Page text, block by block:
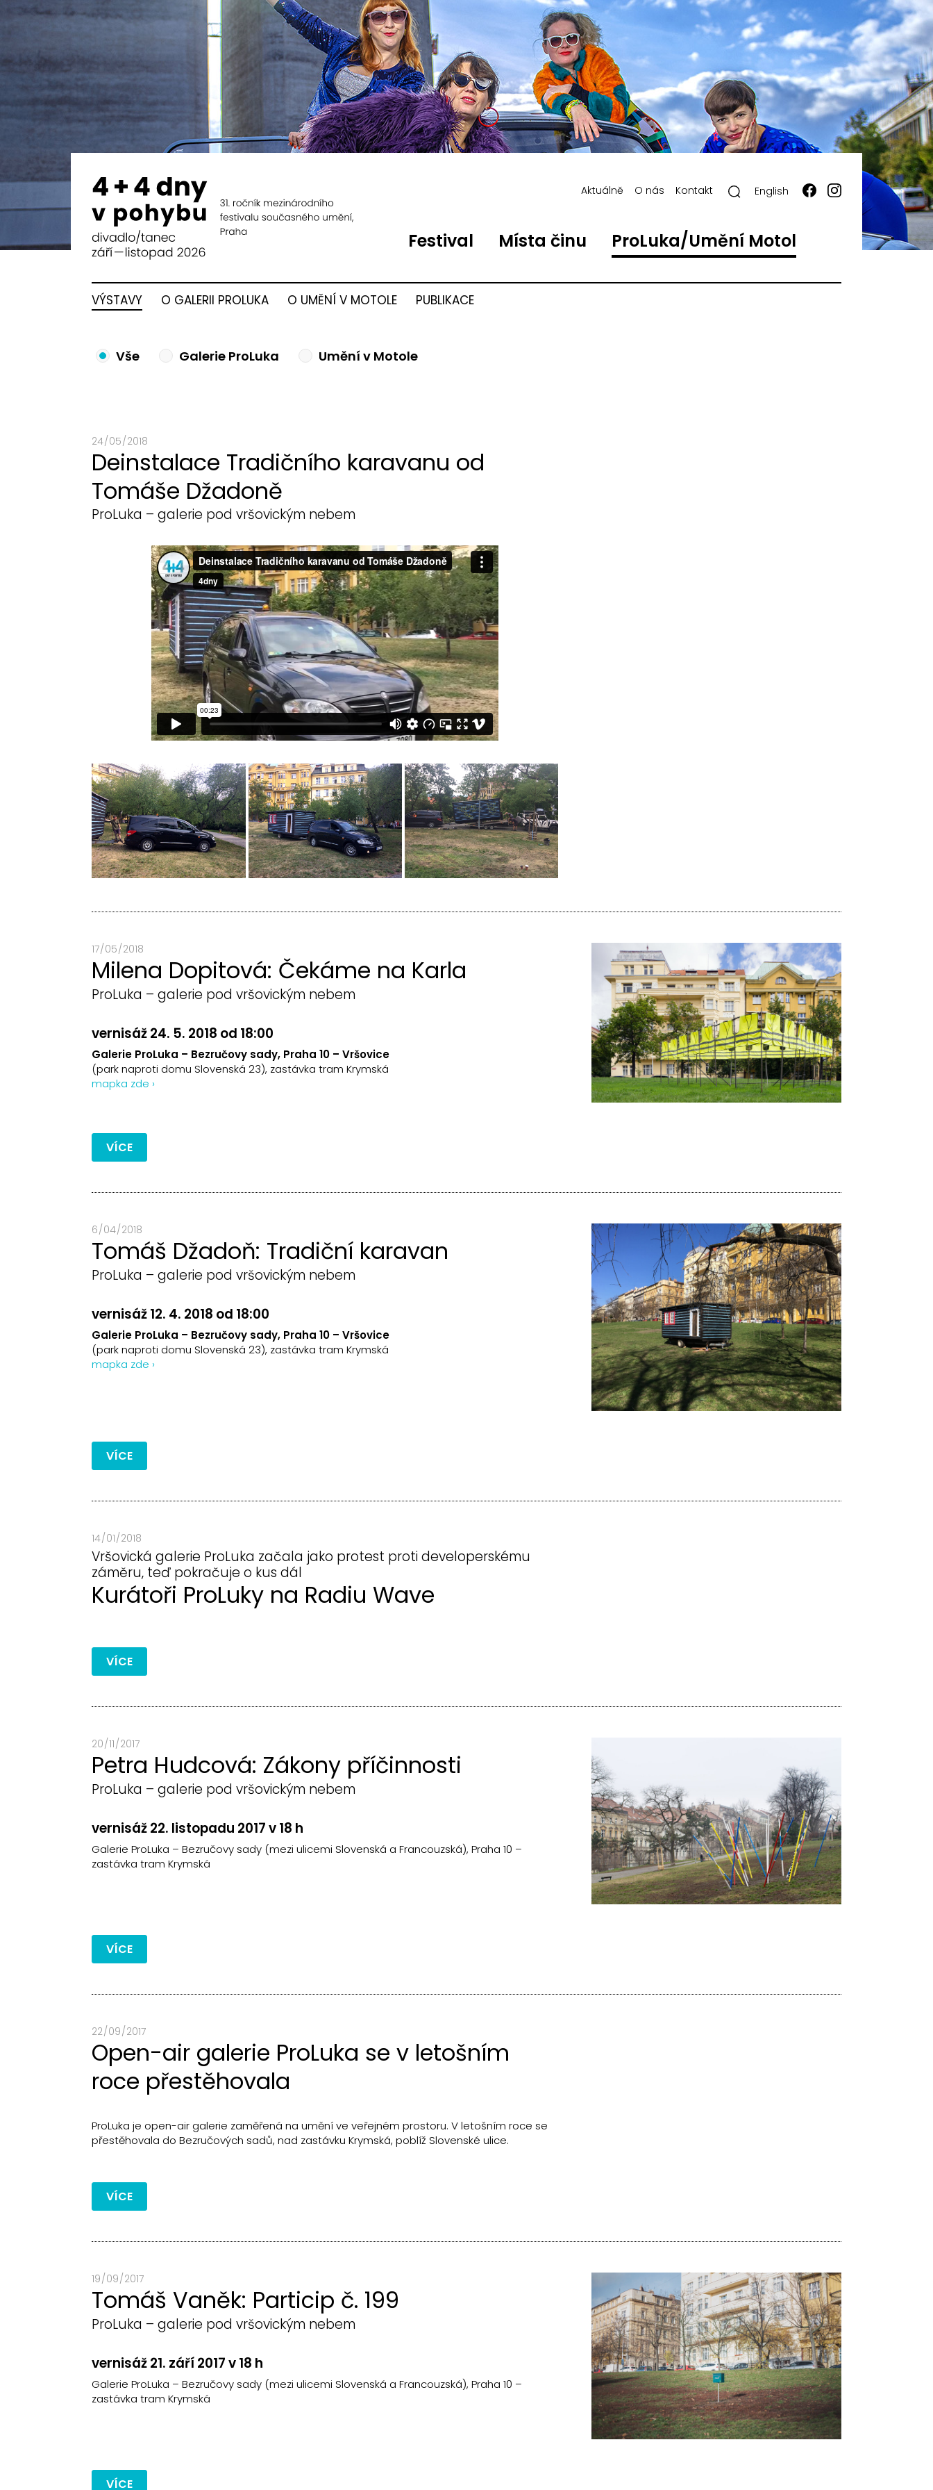
Festival Místa činu ProLuka/Umění Motol
Aktuálně O nás Kontakt English
VÝSTAVY O GALERII PROLUKA O UMĚNÍ V MOTOLE PUBLIKACE
Vše Galerie ProLuka Umění v Motole
24 / 05 / 2018
Deinstalace Tradičního karavanu od
Tomáše Džadoně
ProLuka – galerie pod vršovickým nebem
17 / 05 / 2018
Milena Dopitová: Čekáme na Karla
ProLuka – galerie pod vršovickým nebem
vernisáž 24. 5. 2018 od 18:00
Galerie ProLuka – Bezručovy sady, Praha 10 – Vršovice
(park naproti domu Slovenská 23), zastávka tram Krymská
mapka zde ›
VÍCE
6 / 04 / 2018
Tomáš Džadoň: Tradiční karavan
ProLuka – galerie pod vršovickým nebem
vernisáž 12. 4. 2018 od 18:00
Galerie ProLuka – Bezručovy sady, Praha 10 – Vršovice
(park naproti domu Slovenská 23), zastávka tram Krymská
mapka zde ›
VÍCE
14 / 01 / 2018
Vršovická galerie ProLuka začala jako protest proti developerskému
záměru, teď pokračuje o kus dál
Kurátoři ProLuky na Radiu Wave
VÍCE
20 / 11 / 2017
Petra Hudcová: Zákony příčinnosti
ProLuka – galerie pod vršovickým nebem
vernisáž 22. listopadu 2017 v 18 h
Galerie ProLuka – Bezručovy sady (mezi ulicemi Slovenská a Francouzská), Praha 10 –
zastávka tram Krymská
VÍCE
22 / 09 / 2017
Open-air galerie ProLuka se v letošním
roce přestěhovala
ProLuka je open-air galerie zaměřená na umění ve veřejném prostoru. V letošním roce se
přestěhovala do Bezručových sadů, nad zastávku Krymská, poblíž Slovenské ulice.
VÍCE
19 / 09 / 2017
Tomáš Vaněk: Particip č. 199
ProLuka – galerie pod vršovickým nebem
vernisáž 21. září 2017 v 18 h
Galerie ProLuka – Bezručovy sady (mezi ulicemi Slovenská a Francouzská), Praha 10 –
zastávka tram Krymská
VÍCE